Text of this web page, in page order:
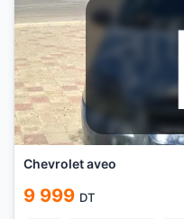
Chevrolet aveo
9 999 DT